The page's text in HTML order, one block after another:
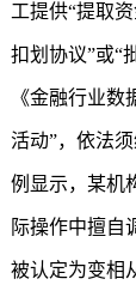
工提供“提取
扣划协议”或“
《金融行业
活动”，依法
例显示，某机
际操作中擅自
被认定为变相